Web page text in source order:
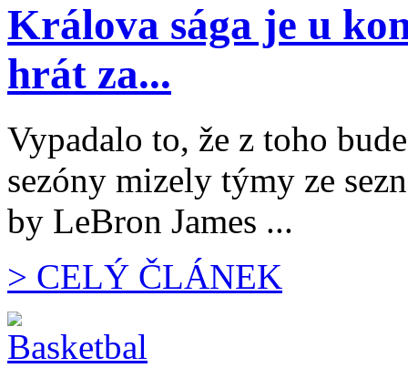
Králova sága je u
hrát za...
Vypadalo to, že z toho
sezóny mizely týmy ze
by LeBron James ...
> CELÝ ČLÁNEK